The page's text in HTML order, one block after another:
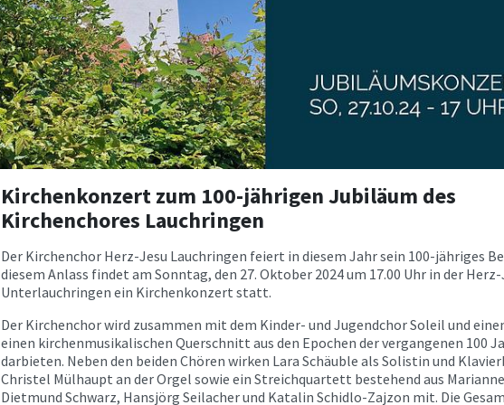
Kirchenkonzert zum 100-jährigen Jubiläum des
Kirchenchores Lauchringen
Der Kirchenchor Herz-Jesu Lauchringen feiert in diesem Jahr sein 100-jähriges
diesem Anlass findet am Sonntag, den 27. Oktober 2024 um 17.00 Uhr in der
Unterlauchringen ein Kirchenkonzert statt.
Der Kirchenchor wird zusammen mit dem Kinder- und Jugendchor Soleil und
einen kirchenmusikalischen Querschnitt aus den Epochen der vergangenen 100
darbieten. Neben den beiden Chören wirken Lara Schäuble als Solistin und
Christel Mülhaupt an der Orgel sowie ein Streichquartett bestehend aus
Dietmund Schwarz, Hansjörg Seilacher und Katalin Schidlo-Zajzon mit. Die